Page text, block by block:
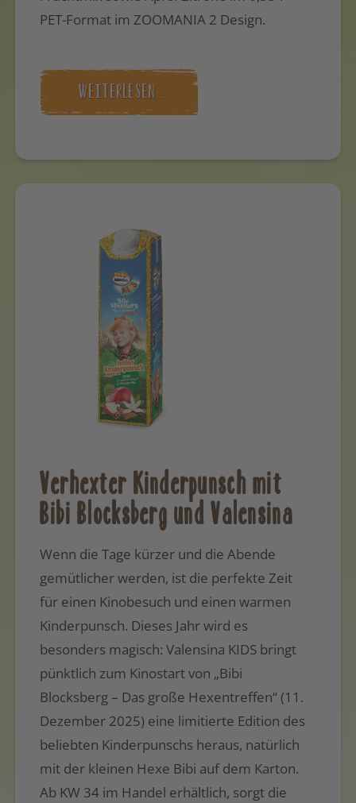
PET-Format im ZOOMANIA 2 Design.
WEITERLESEN …
Verhexter Kinderpunsch mit
Bibi Blocksberg und Valensina
Wenn die Tage kürzer und die Abende
gemütlicher werden, ist die perfekte Zeit
für einen Kinobesuch und einen warmen
Kinderpunsch. Dieses Jahr wird es
besonders magisch: Valensina KIDS bringt
pünktlich zum Kinostart von „Bibi
Blocksberg – Das große Hexentreffen“ (11.
Dezember 2025) eine limitierte Edition des
beliebten Kinderpunschs heraus, natürlich
mit der kleinen Hexe Bibi auf dem Karton.
Ab KW 34 im Handel erhältlich, sorgt die